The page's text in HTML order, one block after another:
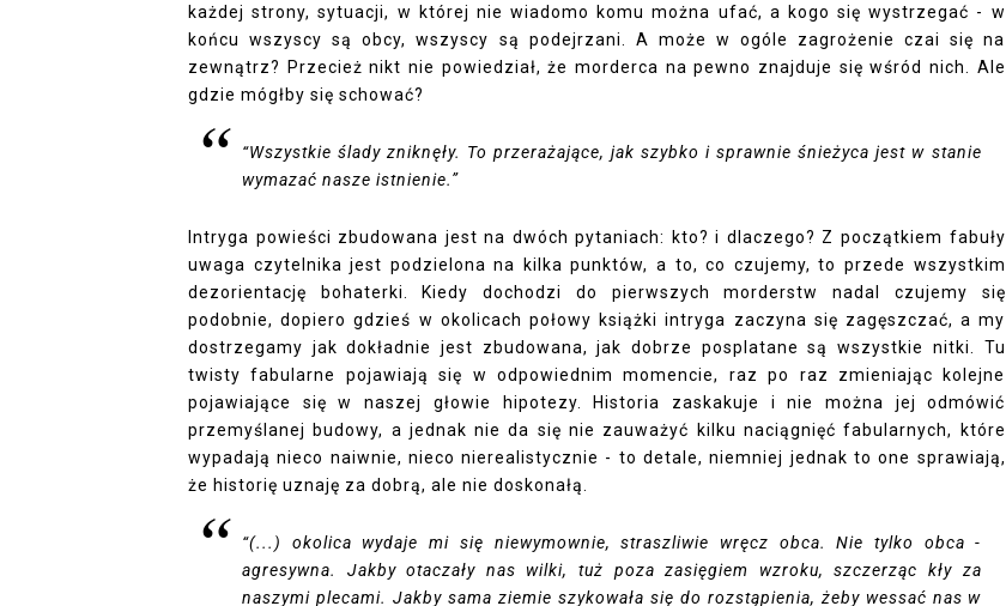
każdej strony, sytuacji, w której nie wiadomo komu można ufać, a kogo się wystrzegać - w
końcu wszyscy są obcy, wszyscy są podejrzani. A może w ogóle zagrożenie czai się na
zewnątrz? Przecież nikt nie powiedział, że morderca na pewno znajduje się wśród nich. Ale
gdzie mógłby się schować?
“Wszystkie ślady zniknęły. To przerażające, jak szybko i sprawnie śnieżyca jest w stanie
wymazać nasze istnienie.”
Intryga powieści zbudowana jest na dwóch pytaniach: kto? i dlaczego? Z początkiem fabuły
uwaga czytelnika jest podzielona na kilka punktów, a to, co czujemy, to przede wszystkim
dezorientację bohaterki. Kiedy dochodzi do pierwszych morderstw nadal czujemy się
podobnie, dopiero gdzieś w okolicach połowy książki intryga zaczyna się zagęszczać, a my
dostrzegamy jak dokładnie jest zbudowana, jak dobrze posplatane są wszystkie nitki. Tu
twisty fabularne pojawiają się w odpowiednim momencie, raz po raz zmieniając kolejne
pojawiające się w naszej głowie hipotezy. Historia zaskakuje i nie można jej odmówić
przemyślanej budowy, a jednak nie da się nie zauważyć kilku naciągnięć fabularnych, które
wypadają nieco naiwnie, nieco nierealistycznie - to detale, niemniej jednak to one sprawiają,
że historię uznaję za dobrą, ale nie doskonałą.
“(...) okolica wydaje mi się niewymownie, straszliwie wręcz obca. Nie tylko obca -
agresywna. Jakby otaczały nas wilki, tuż poza zasięgiem wzroku, szczerząc kły za
naszymi plecami. Jakby sama ziemie szykowała się do rozstąpienia, żeby wessać nas w